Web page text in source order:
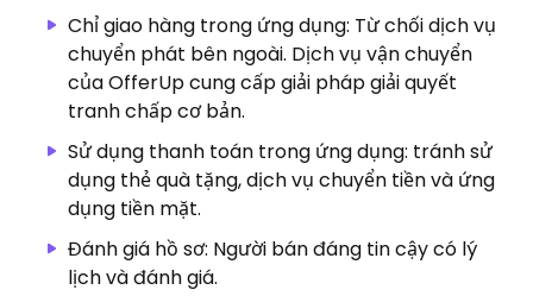
Chỉ giao hàng trong ứng dụng: Từ chối dịch vụ
chuyển phát bên ngoài. Dịch vụ vận chuyển
của OfferUp cung cấp giải pháp giải quyết
tranh chấp cơ bản.
Sử dụng thanh toán trong ứng dụng: tránh sử
dụng thẻ quà tặng, dịch vụ chuyển tiền và ứng
dụng tiền mặt.
Đánh giá hồ sơ: Người bán đáng tin cậy có lý
lịch và đánh giá.